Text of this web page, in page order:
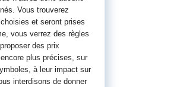
Vous trouverez
et seront prises
vous verrez des règles
des prix
plus précises, sur
à leur impact sur
interdisons de donner